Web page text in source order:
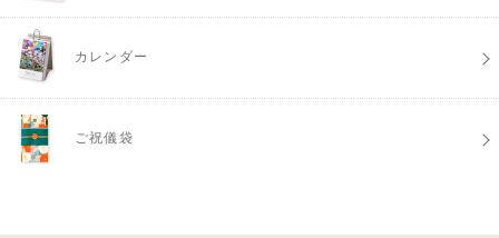
カレンダー
ご祝儀袋